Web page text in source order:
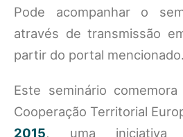
Pode acompanhar o
através de transmissão
partir do portal mencionado.
Este seminário
Cooperação Territorial
2015, uma iniciativa